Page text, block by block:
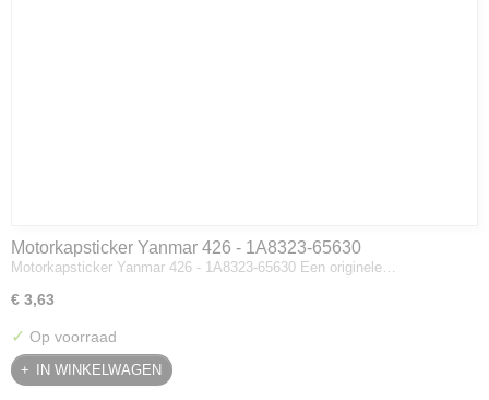
Motorkapsticker Yanmar 426 - 1A8323-65630
Motorkapsticker Yanmar 426 - 1A8323-65630 Een originele…
€ 3,63
✓ Op voorraad
IN WINKELWAGEN